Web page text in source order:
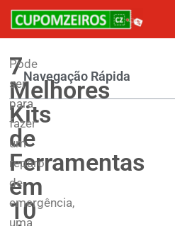
7
Melhores
Kits
de
Ferramentas
em
10
Pode
ser
para
fazer
um
reparo
de
emergência,
uma
Navegação Rápida